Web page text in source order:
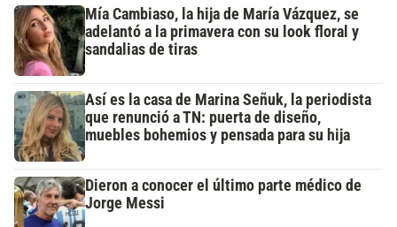
Mía Cambiaso, la hija de María Vázquez, se
adelantó a la primavera con su look floral y
sandalias de tiras
Así es la casa de Marina Señuk, la periodista
que renunció a TN: puerta de diseño,
muebles bohemios y pensada para su hija
Dieron a conocer el último parte médico de
Jorge Messi